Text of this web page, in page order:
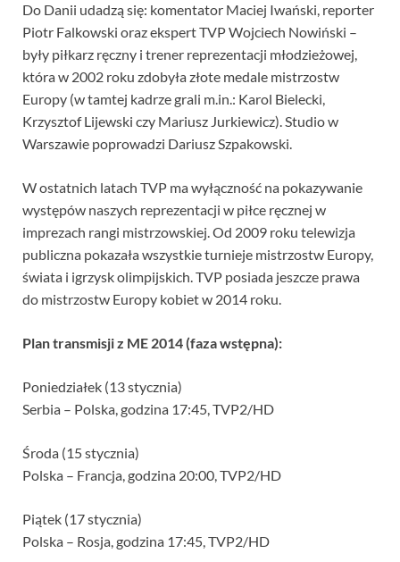
Do Danii udadzą się: komentator Maciej Iwański, reporter
Piotr Falkowski oraz ekspert TVP Wojciech Nowiński –
były piłkarz ręczny i trener reprezentacji młodzieżowej,
która w 2002 roku zdobyła złote medale mistrzostw
Europy (w tamtej kadrze grali m.in.: Karol Bielecki,
Krzysztof Lijewski czy Mariusz Jurkiewicz). Studio w
Warszawie poprowadzi Dariusz Szpakowski.
W ostatnich latach TVP ma wyłączność na pokazywanie
występów naszych reprezentacji w piłce ręcznej w
imprezach rangi mistrzowskiej. Od 2009 roku telewizja
publiczna pokazała wszystkie turnieje mistrzostw Europy,
świata i igrzysk olimpijskich. TVP posiada jeszcze prawa
do mistrzostw Europy kobiet w 2014 roku.
Plan transmisji z ME 2014 (faza wstępna):
Poniedziałek (13 stycznia)
Serbia – Polska, godzina 17:45, TVP2/HD
Środa (15 stycznia)
Polska – Francja, godzina 20:00, TVP2/HD
Piątek (17 stycznia)
Polska – Rosja, godzina 17:45, TVP2/HD